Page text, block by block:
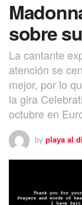
sobre
La cantante
atención se
mejor, por lo
la gira
octubre en
by playa al